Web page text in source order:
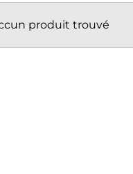
produit trouvé